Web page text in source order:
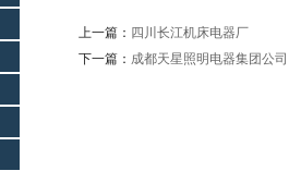
上一篇： 四川长江机床电器厂
下一篇： 成都天星照明电器集团公司